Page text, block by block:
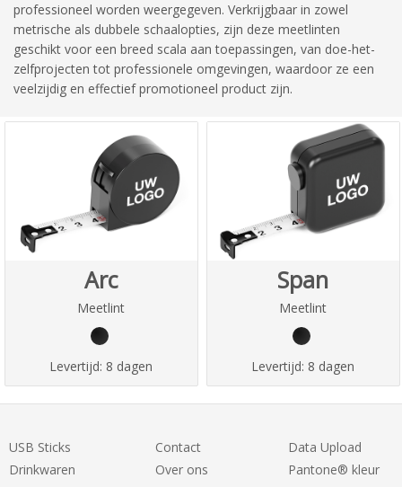
professioneel worden weergegeven. Verkrijgbaar in zowel
metrische als dubbele schaalopties, zijn deze meetlinten
geschikt voor een breed scala aan toepassingen, van doe-het-
zelfprojecten tot professionele omgevingen, waardoor ze een
veelzijdig en effectief promotioneel product zijn.
Arc
Meetlint
Levertijd: 8 dagen
Span
Meetlint
Levertijd: 8 dagen
USB Sticks
Drinkwaren
Contact
Over ons
Data Upload
Pantone® kleur